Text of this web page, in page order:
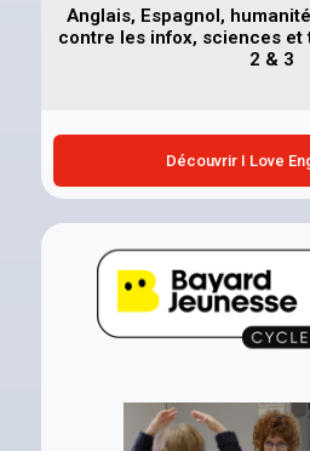
Anglais, Espagnol,
contre les infox, sciences et
2 & 3
Découvrir I Love